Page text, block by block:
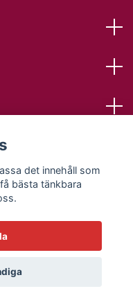
det innehåll som
bästa tänkbara